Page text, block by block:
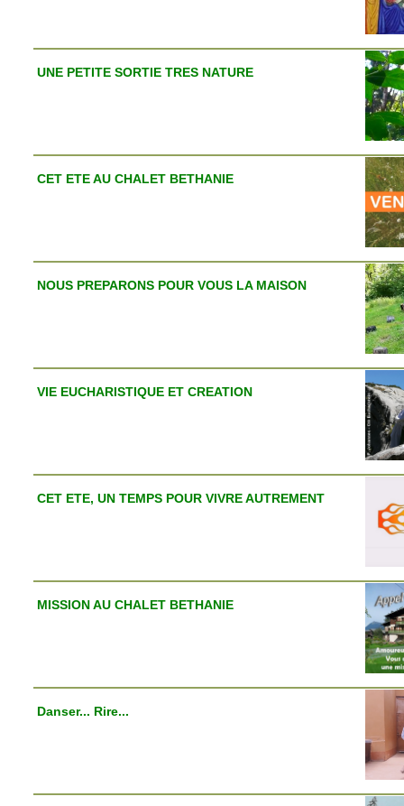
UNE PETITE SORTIE TRES NATURE
CET ETE AU CHALET BETHANIE
NOUS PREPARONS POUR VOUS LA MAISON
VIE EUCHARISTIQUE ET CREATION
CET ETE, UN TEMPS POUR VIVRE AUTREMENT
MISSION AU CHALET BETHANIE
Danser... Rire...